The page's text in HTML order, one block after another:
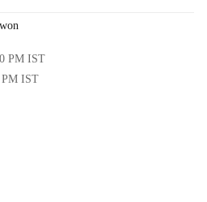
PM IST
PM IST